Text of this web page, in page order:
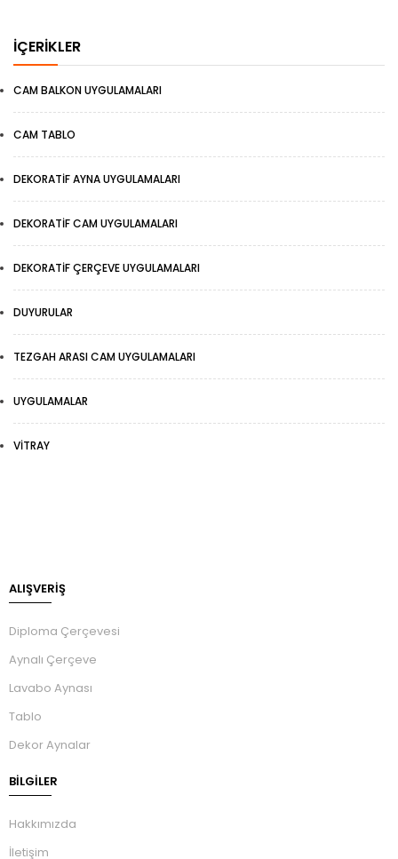
İÇERIKLER
CAM BALKON UYGULAMALARI
CAM TABLO
DEKORATIF AYNA UYGULAMALARI
DEKORATIF CAM UYGULAMALARI
DEKORATIF ÇERÇEVE UYGULAMALARI
DUYURULAR
TEZGAH ARASI CAM UYGULAMALARI
UYGULAMALAR
VITRAY
ALIŞVERİŞ
Diploma Çerçevesi
Aynalı Çerçeve
Lavabo Aynası
Tablo
Dekor Aynalar
BILGILER
Hakkımızda
İletişim